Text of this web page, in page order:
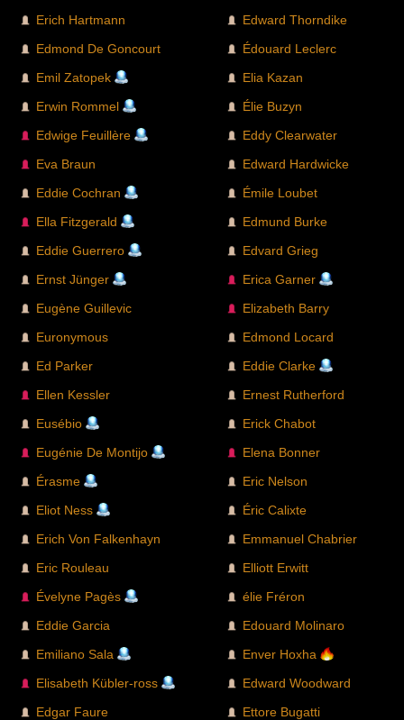
Erich Hartmann
Edmond De Goncourt
Emil Zatopek
Erwin Rommel
Edwige Feuillère
Eva Braun
Eddie Cochran
Ella Fitzgerald
Eddie Guerrero
Ernst Jünger
Eugène Guillevic
Euronymous
Ed Parker
Ellen Kessler
Eusébio
Eugénie De Montijo
Érasme
Eliot Ness
Erich Von Falkenhayn
Eric Rouleau
Évelyne Pagès
Eddie Garcia
Emiliano Sala
Elisabeth Kübler-ross
Edgar Faure
Edward Thorndike
Édouard Leclerc
Elia Kazan
Élie Buzyn
Eddy Clearwater
Edward Hardwicke
Émile Loubet
Edmund Burke
Edvard Grieg
Erica Garner
Elizabeth Barry
Edmond Locard
Eddie Clarke
Ernest Rutherford
Erick Chabot
Elena Bonner
Eric Nelson
Éric Calixte
Emmanuel Chabrier
Elliott Erwitt
élie Fréron
Edouard Molinaro
Enver Hoxha
Edward Woodward
Ettore Bugatti